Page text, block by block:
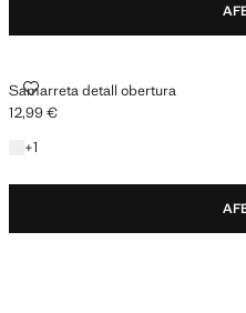
Samarreta detall obertura
SAMARRETA DETALL OBERTURA
Preu actual [12,99 € ]
12,99 €
+1
+1 color